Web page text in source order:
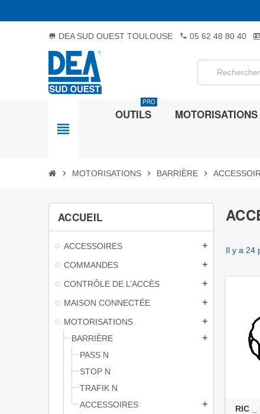
store DEA SUD OUEST TOULOUSE phone 05 62 48 80 40
view_headline
OUTILS
PRO
MOTORISATIONS
chevron_right MOTORISATIONS chevron_right BARRIÈRE chevron_right
ACCUEIL
ACCESSOIRES add
COMMANDES add
CONTRÔLE DE L’ACCÈS add
MAISON CONNECTÉE add
MOTORISATIONS add
BARRIÈRE add
PASS N
STOP N
TRAFIK N
ACCESSOIRES
add
Il y a 24
RIC